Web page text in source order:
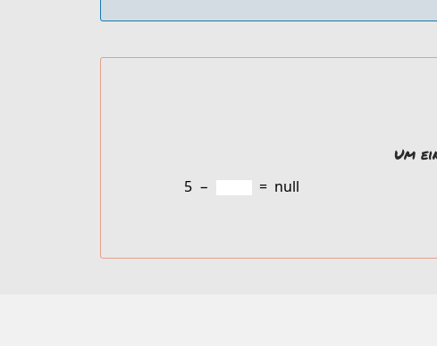
Um
5 − = null